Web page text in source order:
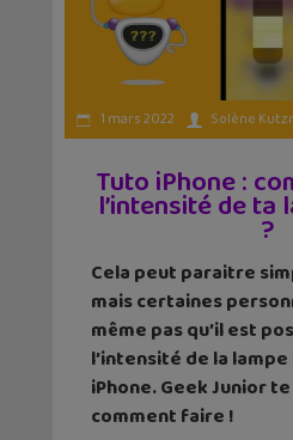
1 mars 2022 Solène
Tuto iPhone :
l’intensité de ta
?
Cela peut paraitre
mais certaines
même pas qu’il est
l’intensité de la
iPhone. Geek Junior
comment faire !